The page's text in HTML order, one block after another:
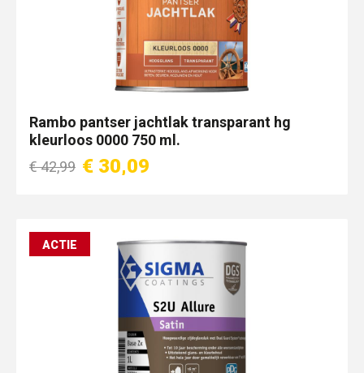
Rambo pantser jachtlak transparant hg
kleurloos 0000 750 ml.
€ 42,99 € 30,09
ACTIE